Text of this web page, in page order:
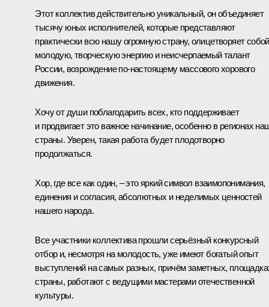
Этот коллектив действительно уникальный, он объединяет
тысячу юных исполнителей, которые представляют
практически всю нашу огромную страну, олицетворяет собой
молодую, творческую энергию и неисчерпаемый талант
России, возрождение по‑настоящему массового хорового
движения.
Хочу от души поблагодарить всех, кто поддерживает
и продвигает это важное начинание, особенно в регионах
страны. Уверен, такая работа будет плодотворно
продолжаться.
Хор, где все как один, – это яркий символ взаимопонимания,
единения и согласия, абсолютных и неделимых ценностей
нашего народа.
Все участники коллектива прошли серьёзный конкурсный
отбор и, несмотря на молодость, уже имеют богатый опыт
выступлений на самых разных, причём заметных,
страны, работают с ведущими мастерами отечественной
культуры.